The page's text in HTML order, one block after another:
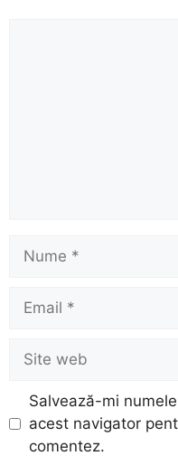
web
Salvează-mi
acest navigator
comentez.